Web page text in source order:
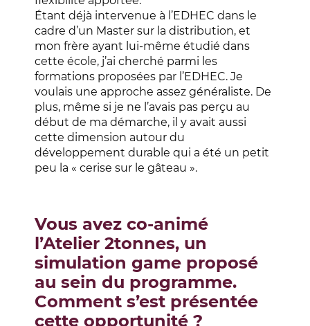
Étant déjà intervenue à l’EDHEC dans le
cadre d’un Master sur la distribution, et
mon frère ayant lui-même étudié dans
cette école, j’ai cherché parmi les
formations proposées par l’EDHEC. Je
voulais une approche assez généraliste. De
plus, même si je ne l’avais pas perçu au
début de ma démarche, il y avait aussi
cette dimension autour du
développement durable qui a été un petit
peu la « cerise sur le gâteau ».
Vous avez co-animé
l’Atelier 2tonnes, un
simulation game proposé
au sein du programme.
Comment s’est présentée
cette opportunité ?